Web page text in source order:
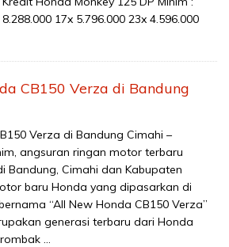
17x 5.796.000 23x 4.596.000
CB150 Verza di Bandung
Verza di Bandung Cimahi –
angsuran ringan motor terbaru
Bandung, Cimahi dan Kabupaten
baru Honda yang dipasarkan di
“All New Honda CB150 Verza”
generasi terbaru dari Honda
…